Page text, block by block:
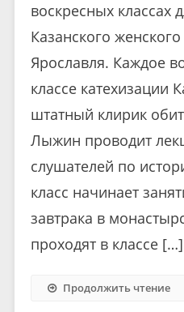
воскресных классах
Казанского
Ярославля. Каждое
классе катехизации
штатный клирик
Лыжин проводит
слушателей по
класс начинает
завтрака в
проходят в классе […]
Продолжить чтение